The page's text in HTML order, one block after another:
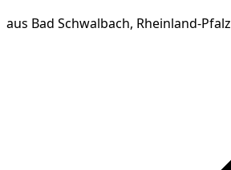
aus Bad Schwalbach, Rheinland-Pfalz